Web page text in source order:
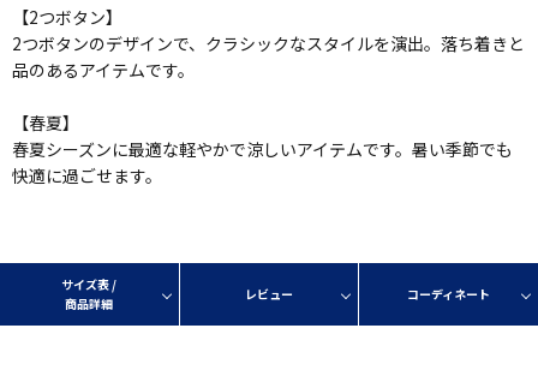
【2つボタン】
2つボタンのデザインで、クラシックなスタイルを演出。落ち着きと
品のあるアイテムです。
【春夏】
春夏シーズンに最適な軽やかで涼しいアイテムです。暑い季節でも
快適に過ごせます。
サイズ表 /
商品詳細
レビュー コーディネート